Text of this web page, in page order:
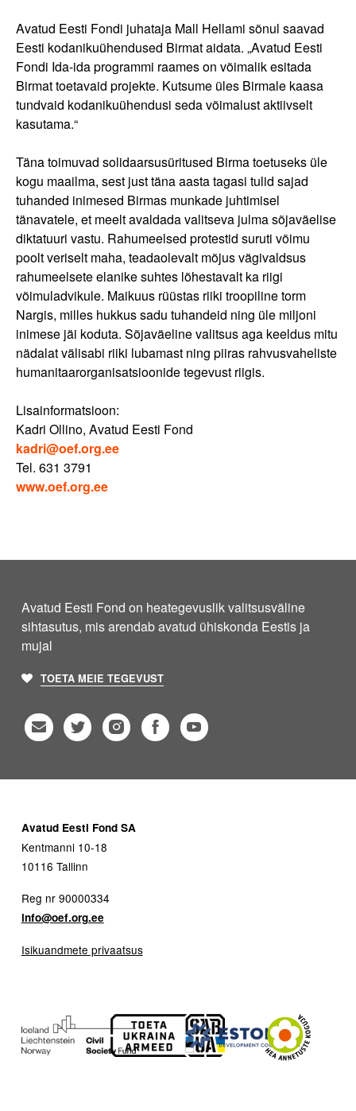
Avatud Eesti Fondi juhataja Mall Hellami sõnul saavad
Eesti kodanikuühendused Birmat aidata. „Avatud Eesti
Fondi Ida-ida programmi raames on võimalik esitada
Birmat toetavaid projekte. Kutsume üles Birmale kaasa
tundvaid kodanikuühendusi seda võimalust aktiivselt
kasutama.“
Täna toimuvad solidaarsusüritused Birma toetuseks üle
kogu maailma, sest just täna aasta tagasi tulid sajad
tuhanded inimesed Birmas munkade juhtimisel
tänavatele, et meelt avaldada valitseva julma sõjaväelise
diktatuuri vastu. Rahumeelsed protestid suruti võimu
poolt veriselt maha, teadaolevalt mõjus vägivaldsus
rahumeelsete elanike suhtes lõhestavalt ka riigi
võimuladvikule. Maikuus rüüstas riiki troopiline torm
Nargis, milles hukkus sadu tuhandeid ning üle miljoni
inimese jäi koduta. Sõjaväeline valitsus aga keeldus mitu
nädalat välisabi riiki lubamast ning piiras rahvusvaheliste
humanitaarorganisatsioonide tegevust riigis.
Lisainformatsioon:
Kadri Ollino, Avatud Eesti Fond
kadri@oef.org.ee
Tel. 631 3791
www.oef.org.ee
Avatud Eesti Fond on heategevuslik valitsusväline
sihtasutus, mis arendab avatud ühiskonda Eestis ja
mujal
TOETA MEIE TEGEVUST
Avatud Eesti Fond SA
Kentmanni 10-18
10116 Tallinn
Reg nr 90000334
info@oef.org.ee
Isikuandmete privaatsus